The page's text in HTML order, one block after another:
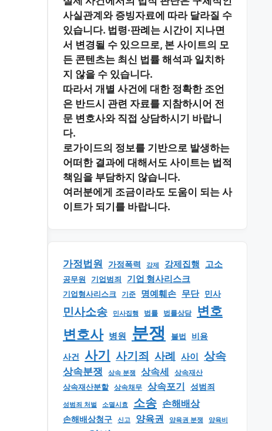
사실관계와 증빙자료에 따라 달라질 수
있습니다. 법령·판례는 시간이 지나면
서 변경될 수 있으므로, 본 사이트의 모
든 콘텐츠는 최신 법률 해석과 일치하
지 않을 수 있습니다.
따라서 개별 사건에 대한 정확한 조언
은 반드시 관련 자료를 지참하시어 전
문 변호사와 직접 상담하시기 바랍니
다.
로가이드의 정보를 기반으로 발생하는
어떠한 결과에 대해서도 사이트는 법적
책임을 부담하지 않습니다.
여러분에게 조금이라도 도움이 되는 사
이트가 되기를 바랍니다.
가정법원 가정폭력 강제 강제집행 고소
공무원 기업범죄 기업 형사리스크
기업형사리스크 기준 명예훼손 무단 민사
민사소송 민사집행 법률 법률상담
변호
변호사 병원 분쟁 불법 비용
사건 사기 사기죄 사례 사이 상속
상속분쟁 상속 분쟁 상속세 상속재산
상속재산분할 상속채무 상속포기 성범죄
성범죄 처벌 소멸시효 소송 손해배상
손해배상청구 신고 양육권 양육권 분쟁 양육비